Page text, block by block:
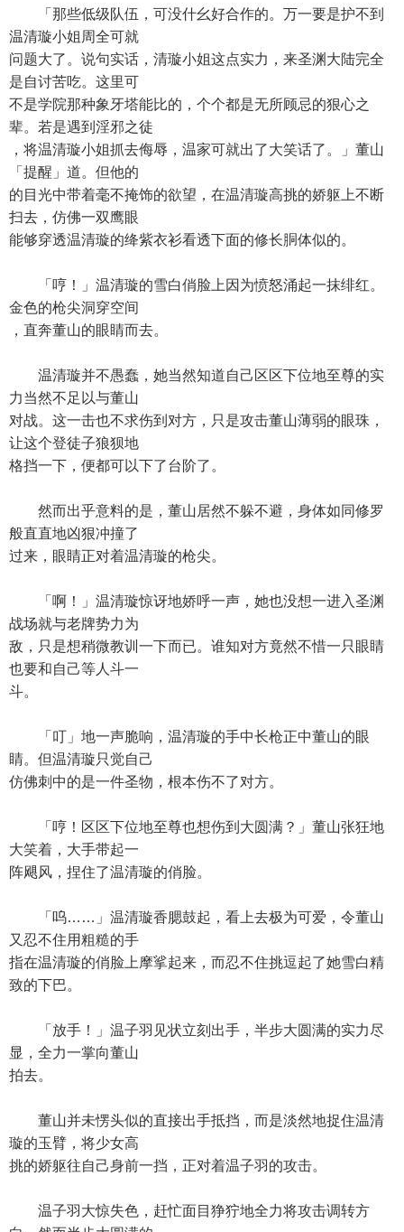
「那些低级队伍，可没什幺好合作的。万一要是护不到
温清璇小姐周全可就
问题大了。说句实话，清璇小姐这点实力，来圣渊大陆完全
是自讨苦吃。这里可
不是学院那种象牙塔能比的，个个都是无所顾忌的狠心之
辈。若是遇到淫邪之徒
，将温清璇小姐抓去侮辱，温家可就出了大笑话了。」董山
「提醒」道。但他的
的目光中带着毫不掩饰的欲望，在温清璇高挑的娇躯上不断
扫去，仿佛一双鹰眼
能够穿透温清璇的绛紫衣衫看透下面的修长胴体似的。
「哼！」温清璇的雪白俏脸上因为愤怒涌起一抹绯红。
金色的枪尖洞穿空间
，直奔董山的眼睛而去。
温清璇并不愚蠢，她当然知道自己区区下位地至尊的实
力当然不足以与董山
对战。这一击也不求伤到对方，只是攻击董山薄弱的眼珠，
让这个登徒子狼狈地
格挡一下，便都可以下了台阶了。
然而出乎意料的是，董山居然不躲不避，身体如同修罗
般直直地凶狠冲撞了
过来，眼睛正对着温清璇的枪尖。
「啊！」温清璇惊讶地娇呼一声，她也没想一进入圣渊
战场就与老牌势力为
敌，只是想稍微教训一下而已。谁知对方竟然不惜一只眼睛
也要和自己等人斗一
斗。
「叮」地一声脆响，温清璇的手中长枪正中董山的眼
睛。但温清璇只觉自己
仿佛刺中的是一件圣物，根本伤不了对方。
「哼！区区下位地至尊也想伤到大圆满？」董山张狂地
大笑着，大手带起一
阵飓风，捏住了温清璇的俏脸。
「呜……」温清璇香腮鼓起，看上去极为可爱，令董山
又忍不住用粗糙的手
指在温清璇的俏脸上摩挲起来，而忍不住挑逗起了她雪白精
致的下巴。
「放手！」温子羽见状立刻出手，半步大圆满的实力尽
显，全力一掌向董山
拍去。
董山并未愣头似的直接出手抵挡，而是淡然地捉住温清
璇的玉臂，将少女高
挑的娇躯往自己身前一挡，正对着温子羽的攻击。
温子羽大惊失色，赶忙面目狰狞地全力将攻击调转方